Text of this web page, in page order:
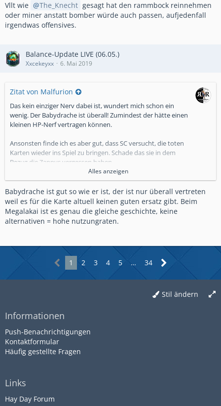
Vllt wie The_Knecht gesagt hat den rammbock reinnehmen
oder miner anstatt bomber würde auch passen, aufjedenfall
irgendwas offensives.
Balance-Update LIVE (06.05.)
Xxcekeyxx 6. Mai 2019
Zitat von Malfurion
Das kein einziger Nerv dabei ist, wundert mich schon ein
wenig. Der Babydrache ist überall! Zumindest der hätte einen
kleinen HP-Nerf vertragen können.
Ansonsten finde ich es aber gut, dass SC versucht, die toten
Karten wieder ins Spiel zu bringen. Schade das sie in dem
Bezug die Zappys vergessen haben.
Klar ist die verlängerte Entsendung der 3M ein Buff. Wer es
nicht schafft, vorher die Spells zu baiten, sollte eh kein 3M
spielen. Und dann hat man in aller Ruhe Zeit, auf beiden
Seiten einen Push aufzubauen. Ich finds gut.
Alles anzeigen
Babydrache ist gut so wie er ist, der ist nur überall vertreten
weil es für die Karte altuell keinen guten ersatz gibt. Beim
Megalakai ist es genau die gleiche geschichte, keine
alternativen = hohe nutzungraten.
1 2 3 4 5 … 34
Stil ändern
Informationen
Push-Benachrichtigungen
Kontaktformular
Häufig gestellte Fragen
Links
Hay Day Forum